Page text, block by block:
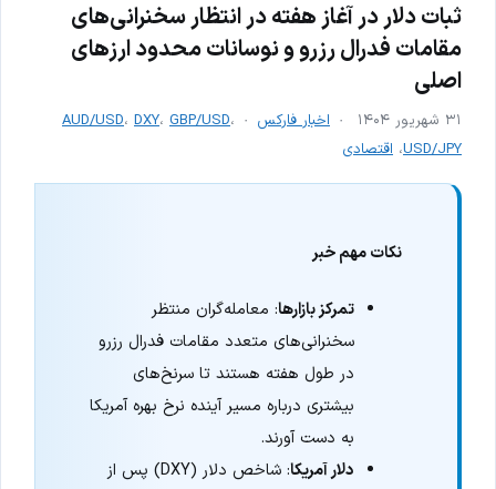
ثبات دلار در آغاز هفته در انتظار سخنرانی‌های
مقامات فدرال رزرو و نوسانات محدود ارزهای
اصلی
۳۱ شهریور ۱۴۰۴ اخبار فارکس AUD/USD، DXY، GBP/USD،
USD/JPY، اقتصادی
نکات مهم خبر
تمرکز بازارها: معامله‌گران منتظر
سخنرانی‌های متعدد مقامات فدرال رزرو
در طول هفته هستند تا سرنخ‌های
بیشتری درباره مسیر آینده نرخ بهره آمریکا
به دست آورند.
دلار آمریکا
: شاخص دلار (DXY) پس از